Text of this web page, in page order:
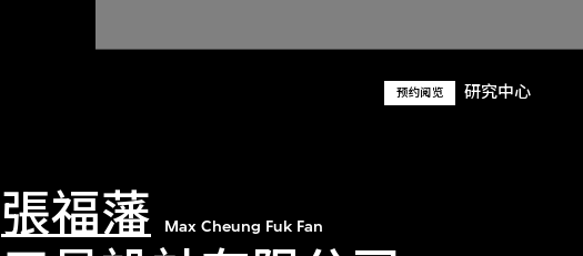
预约阅览 研究中心
張福藩 Max Cheung Fuk Fan